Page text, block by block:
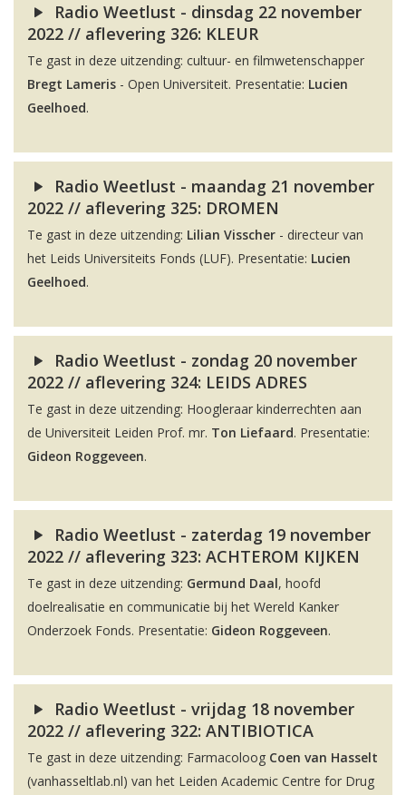
Radio Weetlust - dinsdag 22 november
2022 // aflevering 326: KLEUR
Te gast in deze uitzending: cultuur- en filmwetenschapper
Bregt Lameris - Open Universiteit. Presentatie: Lucien
Geelhoed.
Radio Weetlust - maandag 21 november
2022 // aflevering 325: DROMEN
Te gast in deze uitzending: Lilian Visscher - directeur van
het Leids Universiteits Fonds (LUF). Presentatie: Lucien
Geelhoed.
Radio Weetlust - zondag 20 november
2022 // aflevering 324: LEIDS ADRES
Te gast in deze uitzending: Hoogleraar kinderrechten aan
de Universiteit Leiden Prof. mr. Ton Liefaard. Presentatie:
Gideon Roggeveen.
Radio Weetlust - zaterdag 19 november
2022 // aflevering 323: ACHTEROM KIJKEN
Te gast in deze uitzending: Germund Daal, hoofd
doelrealisatie en communicatie bij het Wereld Kanker
Onderzoek Fonds. Presentatie: Gideon Roggeveen.
Radio Weetlust - vrijdag 18 november
2022 // aflevering 322: ANTIBIOTICA
Te gast in deze uitzending: Farmacoloog Coen van Hasselt
(vanhasseltlab.nl) van het Leiden Academic Centre for Drug